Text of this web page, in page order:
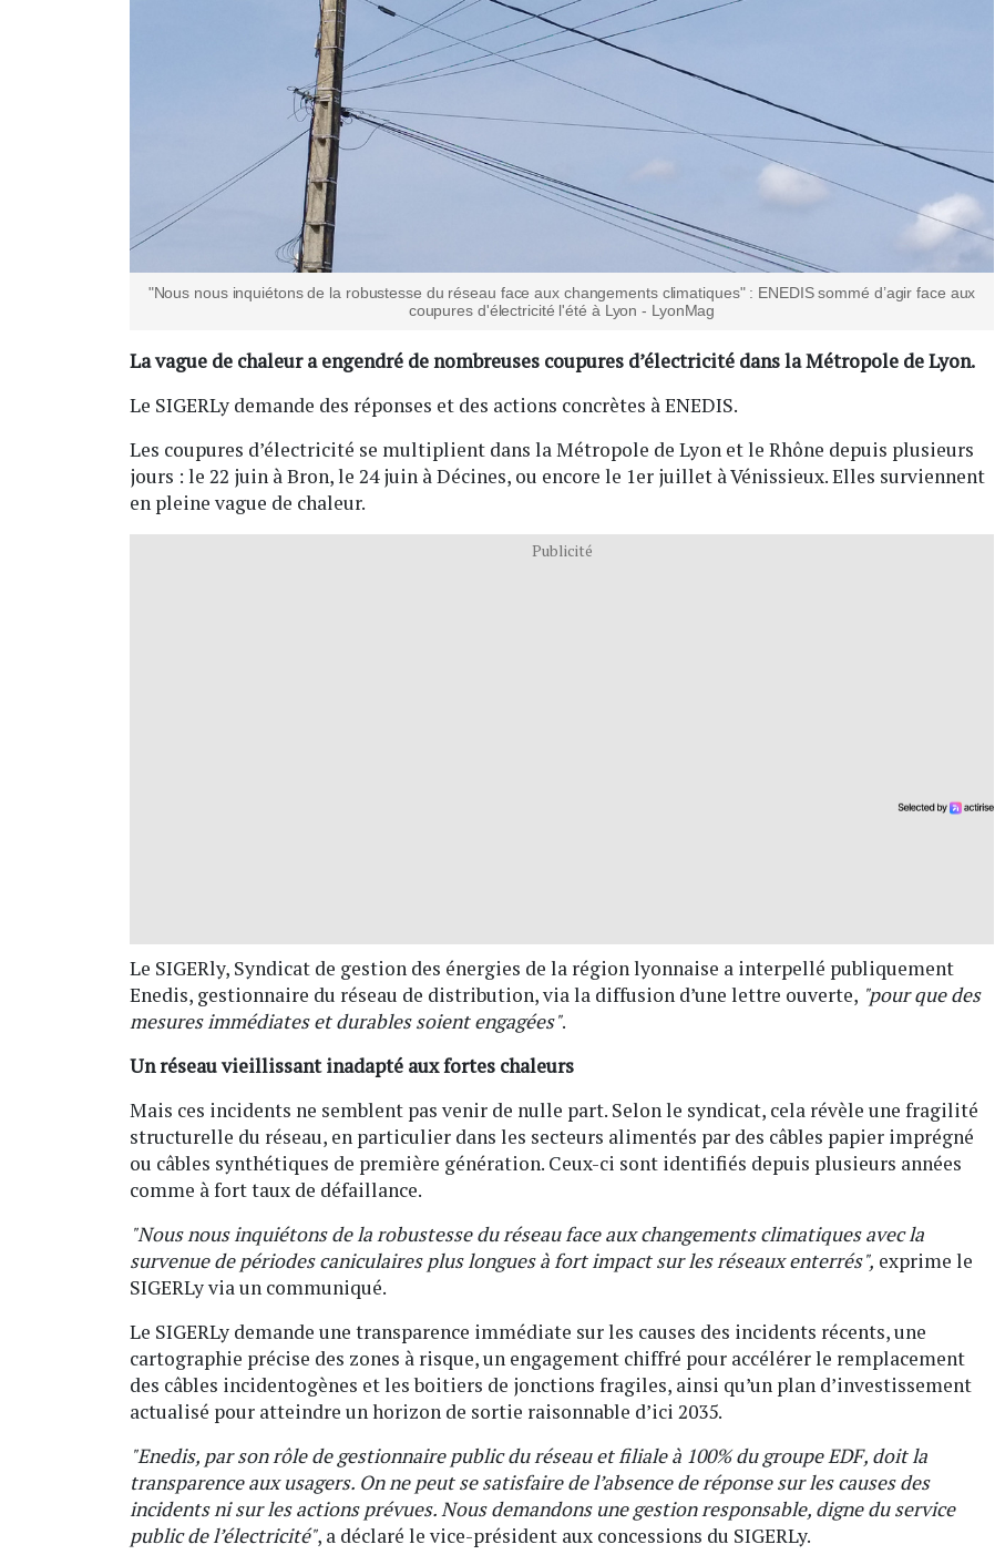
"Nous nous inquiétons de la robustesse du réseau face aux changements climatiques" : ENEDIS sommé d’agir face aux
coupures d'électricité l'été à Lyon - LyonMag
La vague de chaleur a engendré de nombreuses coupures d’électricité dans la Métropole de Lyon.
Le SIGERLy demande des réponses et des actions concrètes à ENEDIS.
Les coupures d’électricité se multiplient dans la Métropole de Lyon et le Rhône depuis plusieurs
jours : le 22 juin à Bron, le 24 juin à Décines, ou encore le 1er juillet à Vénissieux. Elles surviennent
en pleine vague de chaleur.
Publicité
Le SIGERly, Syndicat de gestion des énergies de la région lyonnaise a interpellé publiquement
Enedis, gestionnaire du réseau de distribution, via la diffusion d’une lettre ouverte, "pour que des
mesures immédiates et durables soient engagées".
Un réseau vieillissant inadapté aux fortes chaleurs
Mais ces incidents ne semblent pas venir de nulle part. Selon le syndicat, cela révèle une fragilité
structurelle du réseau, en particulier dans les secteurs alimentés par des câbles papier imprégné
ou câbles synthétiques de première génération. Ceux-ci sont identifiés depuis plusieurs années
comme à fort taux de défaillance.
"Nous nous inquiétons de la robustesse du réseau face aux changements climatiques avec la
survenue de périodes caniculaires plus longues à fort impact sur les réseaux enterrés", exprime le
SIGERLy via un communiqué.
Le SIGERLy demande une transparence immédiate sur les causes des incidents récents, une
cartographie précise des zones à risque, un engagement chiffré pour accélérer le remplacement
des câbles incidentogènes et les boitiers de jonctions fragiles, ainsi qu’un plan d’investissement
actualisé pour atteindre un horizon de sortie raisonnable d’ici 2035.
"Enedis, par son rôle de gestionnaire public du réseau et filiale à 100% du groupe EDF, doit la
transparence aux usagers. On ne peut se satisfaire de l’absence de réponse sur les causes des
incidents ni sur les actions prévues. Nous demandons une gestion responsable, digne du service
public de l’électricité", a déclaré le vice-président aux concessions du SIGERLy.